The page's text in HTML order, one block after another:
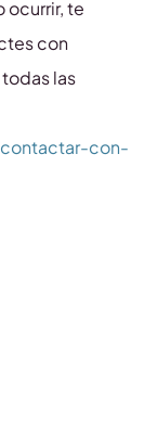
ocurrir, te
con
las
con-